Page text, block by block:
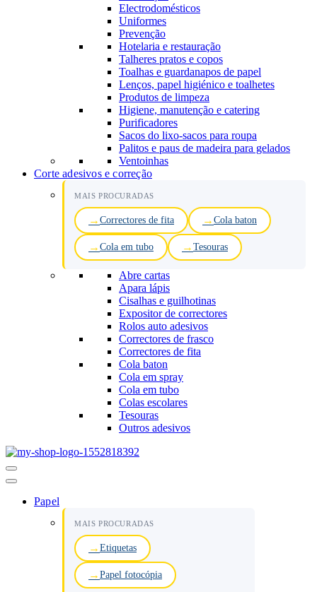
Electrodomésticos
Uniformes
Prevenção
Hotelaria e restauração
Talheres pratos e copos
Toalhas e guardanapos de papel
Lenços, papel higiénico e toalhetes
Produtos de limpeza
Higiene, manutenção e catering
Purificadores
Sacos do lixo-sacos para roupa
Palitos e paus de madeira para gelados
Ventoinhas
Corte adesivos e correção
MAIS PROCURADAS
Correctores de fita Cola baton
Cola em tubo Tesouras
Abre cartas
Apara lápis
Cisalhas e guilhotinas
Expositor de correctores
Rolos auto adesivos
Correctores de frasco
Correctores de fita
Cola baton
Cola em spray
Cola em tubo
Colas escolares
Tesouras
Outros adesivos
Menu
de
Papel
MAIS PROCURADAS
Etiquetas
Papel fotocópia